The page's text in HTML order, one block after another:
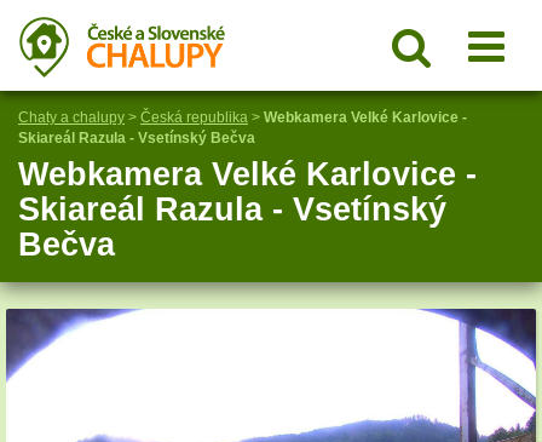
Chaty a chalupy > Česká republika > Webkamera Velké Karlovice -
Skiareál Razula - Vsetínský Bečva
Webkamera Velké Karlovice -
Skiareál Razula - Vsetínský
Bečva